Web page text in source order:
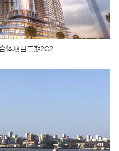
体项目二期2C2...